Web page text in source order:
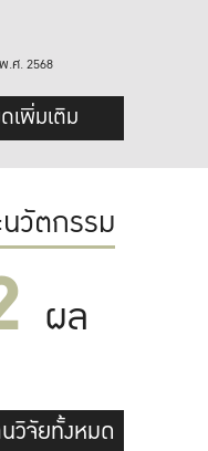
.ศ. 2568
เพิ่มเติม
วัตกรรม
ผล
วิจัยทั้งหมด